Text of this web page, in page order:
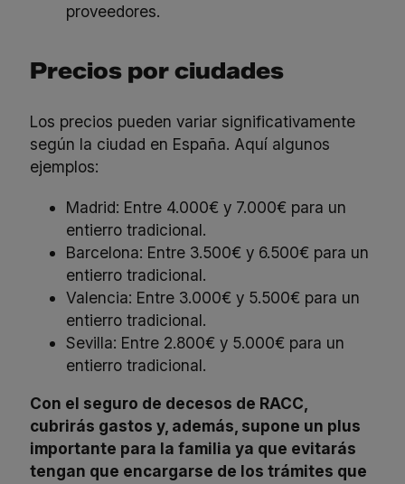
proveedores.
Precios por ciudades
Los precios pueden variar significativamente
según la ciudad en España. Aquí algunos
ejemplos:
Madrid: Entre 4.000€ y 7.000€ para un
entierro tradicional.
Barcelona: Entre 3.500€ y 6.500€ para un
entierro tradicional.
Valencia: Entre 3.000€ y 5.500€ para un
entierro tradicional.
Sevilla: Entre 2.800€ y 5.000€ para un
entierro tradicional.
Con el seguro de decesos de RACC,
cubrirás gastos y, además, supone un plus
importante para la familia ya que evitarás
tengan que encargarse de los trámites que